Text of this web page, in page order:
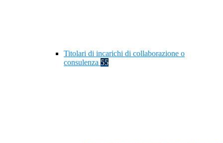
Titolari di incarichi di collaborazione o
consulenza 55